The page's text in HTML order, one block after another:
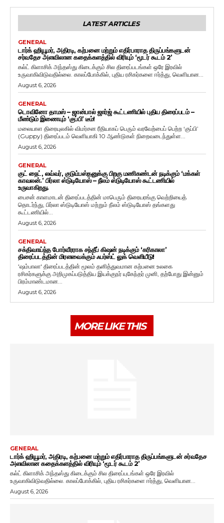
LATEST ARTICLES
GENERAL
டார்க் ஹியூமர், அதிரடி, கற்பனை மற்றும் எதிர்பாராத திருப்பங்களுடன்
சர்வதேச அளவிலான கதைக்களத்தில் விரியும் ‘மூடர் கூடம் 2’
கல்ட் கிளாசிக் அந்தஸ்து கிடைக்கும் சில திரைப்படங்கள் ஒரே இரவில்
உருவாகிவிடுவதில்லை. காலப்போக்கில், புதிய ரசிகர்களை ஈர்த்து, வெளியான...
August 6, 2026
GENERAL
டொவினோ தாமஸ் – ஜான்பால் ஜார்ஜ் கூட்டணியில் புதிய திரைப்படம் –
மீண்டும் இணையும் ‘குப்பி’ டீம்!
மலையாள திரையுலகில் விமர்சன ரீதியாகப் பெரும் வரவேற்பைப் பெற்ற ‘குப்பி’
(Guppy) திரைப்படம் வெளியாகி 10 ஆண்டுகள் நிறைவடைந்துள்ள...
August 6, 2026
GENERAL
குட் நைட், லவ்வர், குடும்பஸ்தனுக்கு பிறகு மணிகண்டன் நடிக்கும் ‘மக்கள்
காவலன்.’ பிர்லா ஸ்டுடியோஸ் – நீலம் ஸ்டுடியோஸ் கூட்டணியில்
உருவாகிறது.
பைசன் காளமாடன் திரைப்படத்தின் மாபெரும் திரையரங்கு வெற்றியைத்
தொடர்ந்து, பிர்லா ஸ்டுடியோஸ் மற்றும் நீலம் ஸ்டுடியோஸ் தங்களது
கூட்டணியில்...
August 6, 2026
GENERAL
சக்திவாய்ந்த போர்வீரராக சந்தீப் கிஷன் நடிக்கும் ‘கரிகாலா’
திரைப்படத்தின் மிரளவைக்கும் ஃபர்ஸ்ட் லுக் வெளியீடு!
'ஷம்பாலா' திரைப்படத்தின் மூலம் தனித்துவமான கற்பனை உலகை
ரசிகர்களுக்கு அறிமுகப்படுத்திய இயக்குநர் யுகேந்தர் முனி, தற்போது இன்னும்
பிரம்மாண்டமான...
August 6, 2026
MORE LIKE THIS
GENERAL
டார்க் ஹியூமர், அதிரடி, கற்பனை மற்றும் எதிர்பாராத திருப்பங்களுடன் சர்வதேச
அளவிலான கதைக்களத்தில் விரியும் ‘மூடர் கூடம் 2’
கல்ட் கிளாசிக் அந்தஸ்து கிடைக்கும் சில திரைப்படங்கள் ஒரே இரவில்
உருவாகிவிடுவதில்லை. காலப்போக்கில், புதிய ரசிகர்களை ஈர்த்து, வெளியான...
August 6, 2026